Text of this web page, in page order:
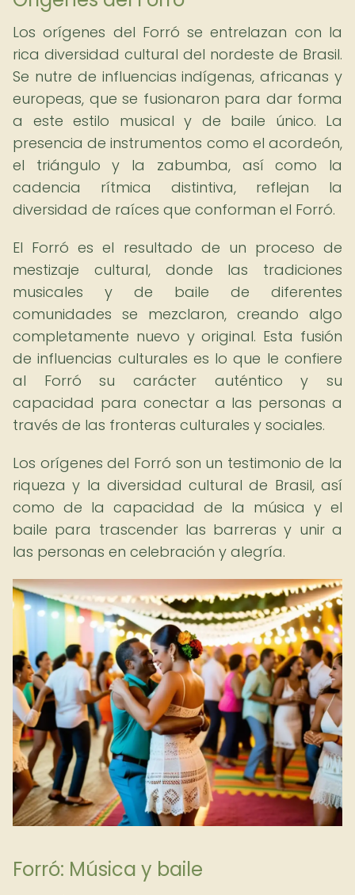
Los orígenes del Forró se entrelazan con la
rica diversidad cultural del nordeste de Brasil.
Se nutre de influencias indígenas, africanas y
europeas, que se fusionaron para dar forma
a este estilo musical y de baile único. La
presencia de instrumentos como el acordeón,
el triángulo y la zabumba, así como la
cadencia rítmica distintiva, reflejan la
diversidad de raíces que conforman el Forró.
El Forró es el resultado de un proceso de
mestizaje cultural, donde las tradiciones
musicales y de baile de diferentes
comunidades se mezclaron, creando algo
completamente nuevo y original. Esta fusión
de influencias culturales es lo que le confiere
al Forró su carácter auténtico y su
capacidad para conectar a las personas a
través de las fronteras culturales y sociales.
Los orígenes del Forró son un testimonio de la
riqueza y la diversidad cultural de Brasil, así
como de la capacidad de la música y el
baile para trascender las barreras y unir a
las personas en celebración y alegría.
Forró: Música y baile